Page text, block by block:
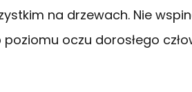
na drzewach. Nie
oczu dorosłego